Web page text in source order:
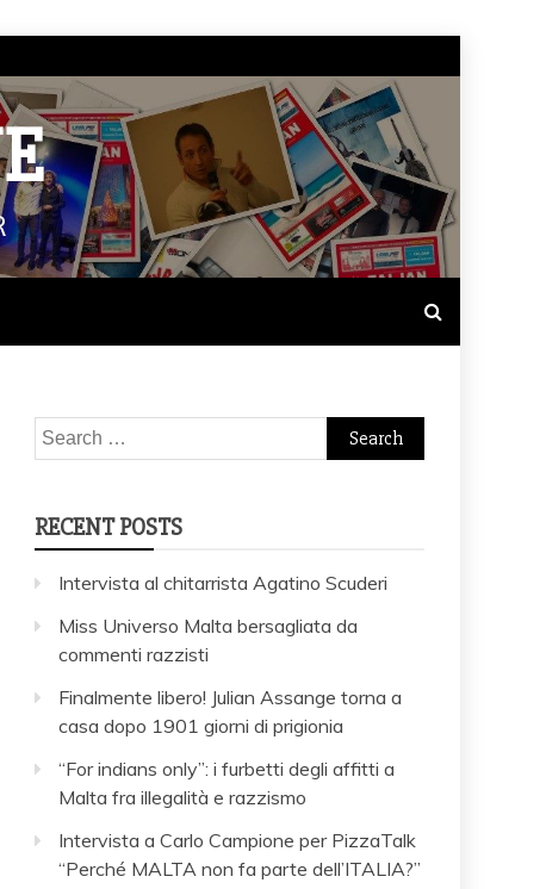
Search
for:
RECENT POSTS
Intervista al chitarrista Agatino Scuderi
Miss Universo Malta bersagliata da
commenti razzisti
Finalmente libero! Julian Assange torna a
casa dopo 1901 giorni di prigionia
“For indians only”: i furbetti degli affitti a
Malta fra illegalità e razzismo
Intervista a Carlo Campione per PizzaTalk
“Perché MALTA non fa parte dell’ITALIA?”